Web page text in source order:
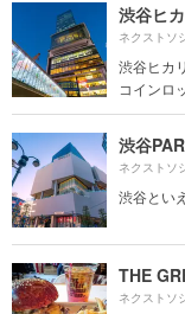
渋谷ヒ
ネクストソ
渋谷ヒカ
コインロ
渋谷
ネクストソ
渋谷とい
THE
ネクストソ